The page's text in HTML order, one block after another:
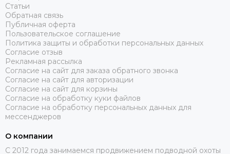
Статьи
Обратная связь
Публичная оферта
Пользовательское соглашение
Политика защиты и обработки персональных данных
Согласие отзыв
Рекламная рассылка
Согласие на сайт для заказа обратного звонка
Согласие на сайт для авторизации
Согласие на сайт для корзины
Согласие на обработку куки файлов
Согласие на обработку персональных данных для
мессенджеров
О компании
C 2012 года занимаемся продвижением подводной охоты